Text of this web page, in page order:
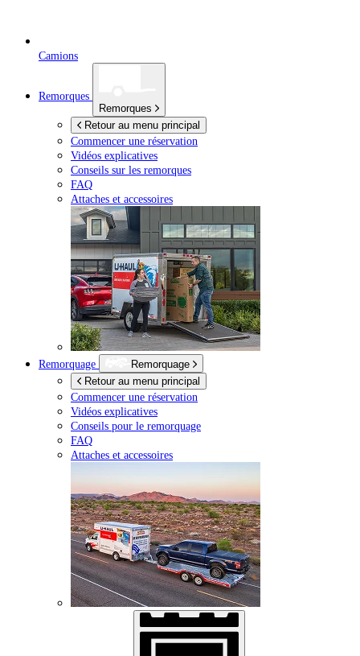
Camions
Remorques
Remorques
Retour au menu principal
Commencer une réservation
Vidéos explicatives
Conseils sur les remorques
FAQ
Attaches et accessoires
Remorquage
Remorquage
Retour au menu principal
Commencer une réservation
Vidéos explicatives
Conseils pour le remorquage
FAQ
Attaches et accessoires